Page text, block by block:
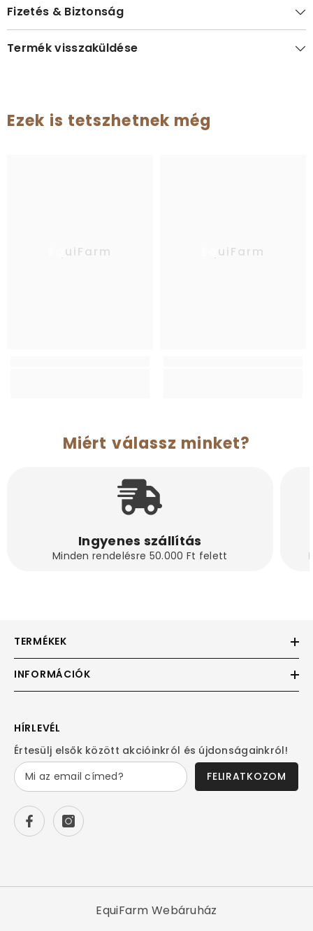
Fizetés & Biztonság
Termék visszaküldése
Ezek is tetszhetnek még
EquiFarm EquiFarm
Miért válassz minket?
Ingyenes szállítás
Minden rendelésre 50.000 Ft felett
TERMÉKEK
INFORMÁCIÓK
HÍRLEVÉL
Értesülj elsők között akcióinkról és újdonságainkról!
FELIRATKOZOM
EquiFarm Webáruház